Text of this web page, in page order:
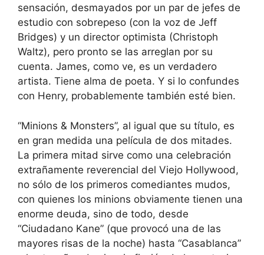
sensación, desmayados por un par de jefes de
estudio con sobrepeso (con la voz de Jeff
Bridges) y un director optimista (Christoph
Waltz), pero pronto se las arreglan por su
cuenta. James, como ve, es un verdadero
artista. Tiene alma de poeta. Y si lo confundes
con Henry, probablemente también esté bien.
“Minions & Monsters”, al igual que su título, es
en gran medida una película de dos mitades.
La primera mitad sirve como una celebración
extrañamente reverencial del Viejo Hollywood,
no sólo de los primeros comediantes mudos,
con quienes los minions obviamente tienen una
enorme deuda, sino de todo, desde
“Ciudadano Kane” (que provocó una de las
mayores risas de la noche) hasta “Casablanca”